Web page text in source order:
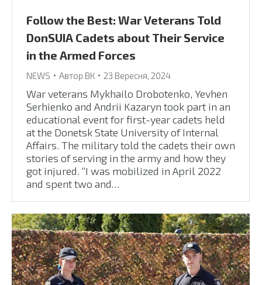
Follow the Best: War Veterans Told
DonSUIA Cadets about Their Service
in the Armed Forces
NEWS Автор ВК 23 Вересня, 2024
War veterans Mykhailo Drobotenko, Yevhen
Serhienko and Andrii Kazaryn took part in an
educational event for first-year cadets held
at the Donetsk State University of Internal
Affairs. The military told the cadets their own
stories of serving in the army and how they
got injured. “I was mobilized in April 2022
and spent two and…